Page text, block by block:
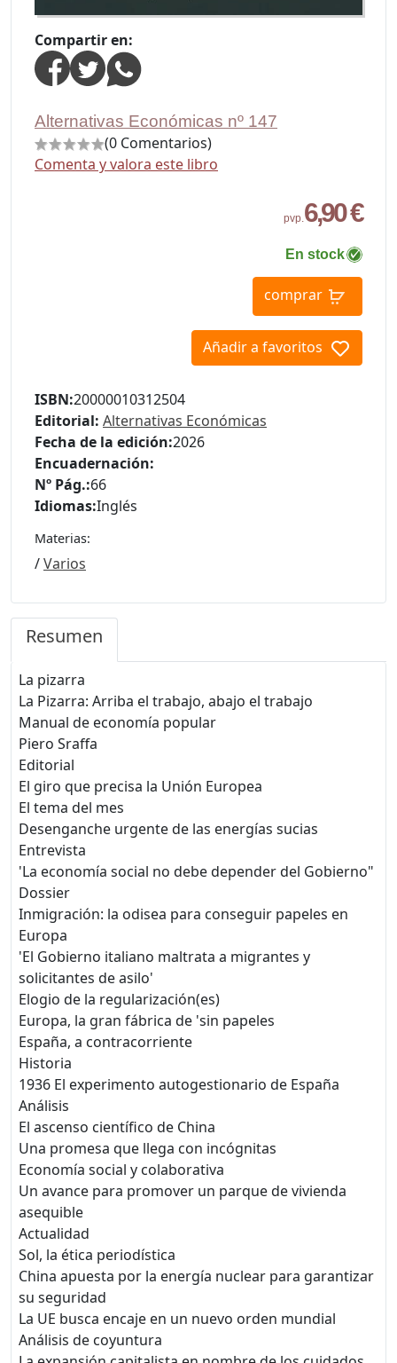
Compartir en:
Alternativas Económicas nº 147
(0 Comentarios)
Comenta y valora este libro
pvp.6,90 €
En stock
comprar
Añadir a favoritos
ISBN:20000010312504
Editorial: Alternativas Económicas
Fecha de la edición:2026
Encuadernación:
Nº Pág.:66
Idiomas:Inglés
Materias:
/Varios
Resumen
La pizarra
La Pizarra: Arriba el trabajo, abajo el trabajo
Manual de economía popular
Piero Sraffa
Editorial
El giro que precisa la Unión Europea
El tema del mes
Desenganche urgente de las energías sucias
Entrevista
'La economía social no debe depender del Gobierno"
Dossier
Inmigración: la odisea para conseguir papeles en
Europa
'El Gobierno italiano maltrata a migrantes y
solicitantes de asilo'
Elogio de la regularización(es)
Europa, la gran fábrica de 'sin papeles
España, a contracorriente
Historia
1936 El experimento autogestionario de España
Análisis
El ascenso científico de China
Una promesa que llega con incógnitas
Economía social y colaborativa
Un avance para promover un parque de vivienda
asequible
Actualidad
Sol, la ética periodística
China apuesta por la energía nuclear para garantizar
su seguridad
La UE busca encaje en un nuevo orden mundial
Análisis de coyuntura